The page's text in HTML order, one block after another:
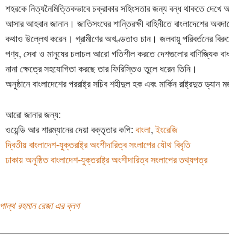
শহরকে নিত্যনৈমিত্তিকভাবে চক্রাকার সহিংসতার জন্য বন্ধ থাকতে দেখে
আসার আহবান জানান। জাতিসংঘের শান্তিরক্ষী বাহিনীতে বাংলাদেশের
কথাও উল্লেখ করেন। গ্রামীণের অখণ্ডতাও চান। জলবায়ু পরিবর্তনের
পণ্য, সেবা ও মানুষের চলাচল আরো গতিশীল করতে দেশগুলোর বাণিজ্যিক
নানা ক্ষেত্রে সহযোগিতা করছে তার ফিরিস্তিও তুলে ধরেন তিনি।
অনুষ্ঠানে বাংলাদেশের পররাষ্ট্র সচিব শহীদুল হক এবং মার্কিন রাষ্ট্রদুত ড্যান
আরো জানার জন্য:
ওয়েন্ডি আর শারম্যানের দেয়া বক্তৃতার কপি: বাংলা,ইংরেজি
দ্বিতীয় বাংলাদেশ-যুক্তরাষ্ট্র অংশীদারিত্ব সংলাপের যৌথ বিবৃতি
ঢাকায় অনুষ্ঠিত বাংলাদেশ-যুক্তরাষ্ট্র অংশীদারিত্ব সংলাপের তথ্যপত্র
পান্থ রহমান রেজা এর ব্লগ